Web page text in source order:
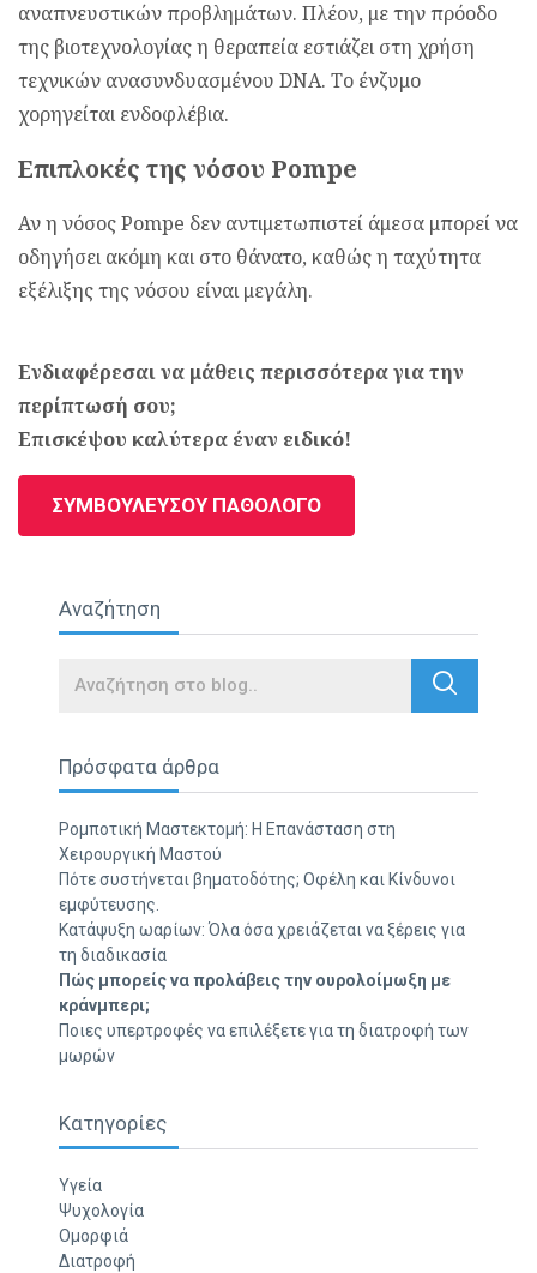
αναπνευστικών προβλημάτων. Πλέον, με την πρόοδο
της βιοτεχνολογίας η θεραπεία εστιάζει στη χρήση
τεχνικών ανασυνδυασμένου DNA. Το ένζυμο
χορηγείται ενδοφλέβια.
Επιπλοκές της νόσου Pompe
Αν η νόσος Pompe δεν αντιμετωπιστεί άμεσα μπορεί να
οδηγήσει ακόμη και στο θάνατο, καθώς η ταχύτητα
εξέλιξης της νόσου είναι μεγάλη.
Ενδιαφέρεσαι να μάθεις περισσότερα για την
περίπτωσή σου;
Επισκέψου καλύτερα έναν ειδικό!
ΣΥΜΒΟΥΛΕΥΣΟΥ ΠΑΘΟΛΟΓΟ
Αναζήτηση
Search
Πρόσφατα άρθρα
Ρομποτική Μαστεκτομή: Η Επανάσταση στη
Χειρουργική Μαστού
Πότε συστήνεται βηματοδότης; Οφέλη και Κίνδυνοι
εμφύτευσης.
Κατάψυξη ωαρίων: Όλα όσα χρειάζεται να ξέρεις για
τη διαδικασία
Πώς μπορείς να προλάβεις την ουρολοίμωξη με
κράνμπερι;
Ποιες υπερτροφές να επιλέξετε για τη διατροφή των
μωρών
Κατηγορίες
Υγεία
Ψυχολογία
Ομορφιά
Διατροφή